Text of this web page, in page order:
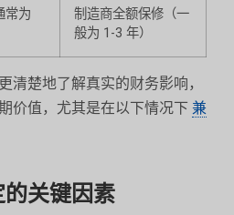
常为
制造商全额保修（一
般为 1-3 年）
清楚地了解真实的财务影响，
价值，尤其是在以下情况下 兼
关键因素